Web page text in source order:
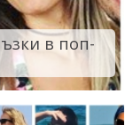
в поп-